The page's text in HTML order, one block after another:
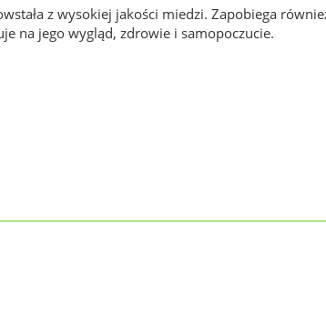
z wysokiej jakości miedzi. Zapobiega
na jego wygląd, zdrowie i samopoczucie.